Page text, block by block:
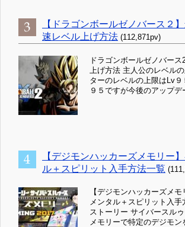
【ドラゴンボールゼノバース２
速レベル上げ方法 (112,871pv)
ドラゴンボールゼノバー
上げ方法 主人公のレベル
ターのレベルの上限はLv
９５ですが今後のアップデ
【デジモンハッカーズメモリー
ル＋スピリット入手方法一覧
【デジモンハッカーズメ
メンタル＋スピリット入
ストーリー サイバースル
メモリーで特定のデジモン